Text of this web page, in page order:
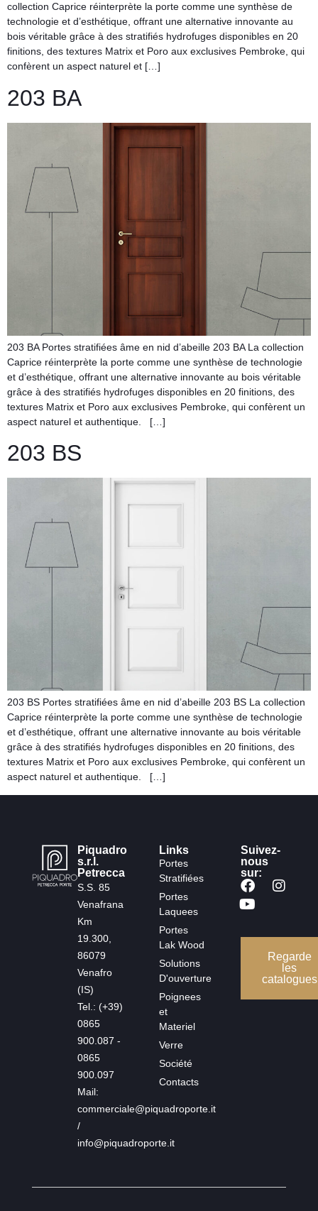
collection Caprice réinterprète la porte comme une synthèse de
technologie et d’esthétique, offrant une alternative innovante au
bois véritable grâce à des stratifiés hydrofuges disponibles en 20
finitions, des textures Matrix et Poro aux exclusives Pembroke, qui
confèrent un aspect naturel et […]
203 BA
203 BA Portes stratifiées âme en nid d’abeille 203 BA La collection
Caprice réinterprète la porte comme une synthèse de technologie
et d’esthétique, offrant une alternative innovante au bois véritable
grâce à des stratifiés hydrofuges disponibles en 20 finitions, des
textures Matrix et Poro aux exclusives Pembroke, qui confèrent un
aspect naturel et authentique. […]
203 BS
203 BS Portes stratifiées âme en nid d’abeille 203 BS La collection
Caprice réinterprète la porte comme une synthèse de technologie
et d’esthétique, offrant une alternative innovante au bois véritable
grâce à des stratifiés hydrofuges disponibles en 20 finitions, des
textures Matrix et Poro aux exclusives Pembroke, qui confèrent un
aspect naturel et authentique. […]
Piquadro
s.r.l.
Petrecca
S.S. 85
Venafrana
Km
19.300,
86079
Venafro
(IS)
Tel.: (+39)
0865
900.087 -
0865
900.097
Mail:
commerciale@piquadroporte.it
/
info@piquadroporte.it
Links
Portes
Stratifiées
Portes
Laquees
Portes
Lak Wood
Solutions
D'ouverture
Poignees
et
Materiel
Verre
Société
Contacts
Suivez-
nous
sur:
Regarde
les
catalogues